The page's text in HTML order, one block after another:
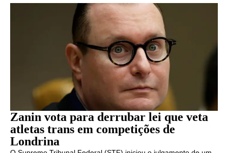
Zanin vota para derrubar lei que veta
atletas trans em competições de
Londrina